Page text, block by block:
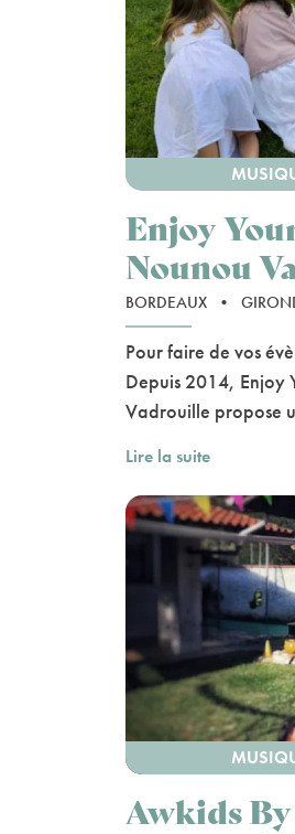
Enjoy
Nounou
BORDEAUX •
Pour faire de vos
Depuis 2014, Enjoy
Vadrouille propose
Lire la suite
Awkids